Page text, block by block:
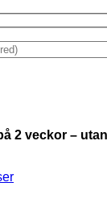
2 veckor –